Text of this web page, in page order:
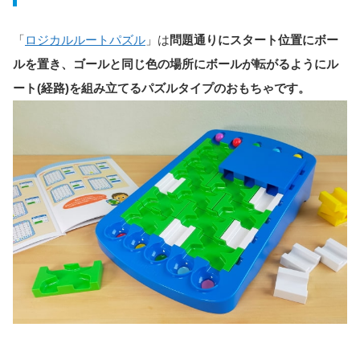
「ロジカルルートパズル 」は問題通りにスタート位置にボー
ルを置き、ゴールと同じ色の場所にボールが転がるようにル
ート(経路)を組み立てるパズルタイプのおもちゃです。